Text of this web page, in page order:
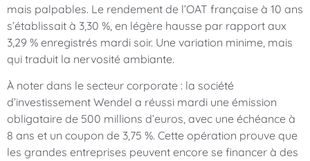
mais palpables. Le rendement de l’OAT française à 10 ans
s’établissait à 3,30 %, en légère hausse par rapport aux
3,29 % enregistrés mardi soir. Une variation minime, mais
qui traduit la nervosité ambiante.
À noter dans le secteur corporate : la société
d’investissement Wendel a réussi mardi une émission
obligataire de 500 millions d’euros, avec une échéance à
8 ans et un coupon de 3,75 %. Cette opération prouve que
les grandes entreprises peuvent encore se financer à des